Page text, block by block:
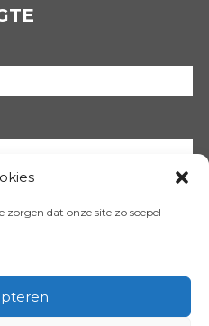
zorgen dat onze site zo soepel